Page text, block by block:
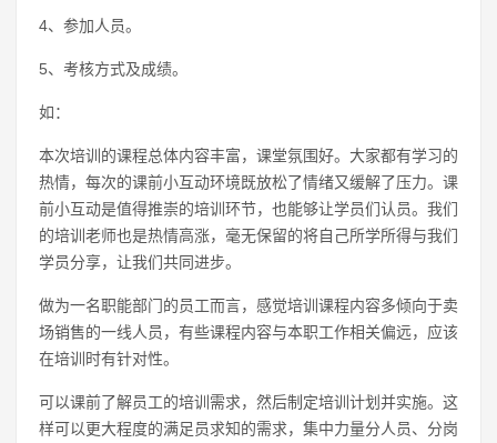
4、参加人员。
5、考核方式及成绩。
如：
本次培训的课程总体内容丰富，课堂氛围好。大家都有学习的
热情，每次的课前小互动环境既放松了情绪又缓解了压力。课
前小互动是值得推崇的培训环节，也能够让学员们认员。我们
的培训老师也是热情高涨，毫无保留的将自己所学所得与我们
学员分享，让我们共同进步。
做为一名职能部门的员工而言，感觉培训课程内容多倾向于卖
场销售的一线人员，有些课程内容与本职工作相关偏远，应该
在培训时有针对性。
可以课前了解员工的培训需求，然后制定培训计划并实施。这
样可以更大程度的满足员求知的需求，集中力量分人员、分岗